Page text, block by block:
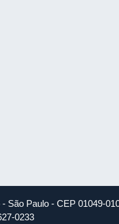
São Paulo - CEP 01049-
0233